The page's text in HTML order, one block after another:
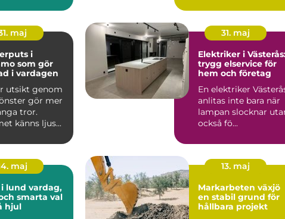
och ...
maj
i
som gör
i vardagen
utsikt genom
gör mer
tror.
känns ljus...
31. maj
Elektriker i
trygg elservice för
hem och företag
En elektriker
anlitas inte bara när
lampan slocknar
också fö...
maj
vardag,
smarta val
hjul
13. maj
Markarbeten växjö
en stabil grund för
hållbara projekt